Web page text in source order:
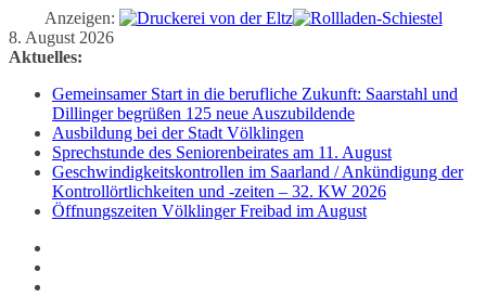
Anzeigen:
Zum
Inhalt
8. August 2026
Aktuelles:
Gemeinsamer Start in die berufliche Zukunft: Saarstahl und
Dillinger begrüßen 125 neue Auszubildende
Ausbildung bei der Stadt Völklingen
Sprechstunde des Seniorenbeirates am 11. August
Geschwindigkeitskontrollen im Saarland / Ankündigung der
Kontrollörtlichkeiten und -zeiten – 32. KW 2026
Öffnungszeiten Völklinger Freibad im August